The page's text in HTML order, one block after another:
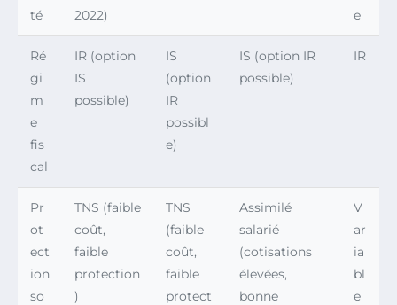
té
2022)
e
Ré
gi
m
e
fis
cal
IR (option
IS
possible)
IS
(option
IR
possibl
e)
IS (option IR
possible)
IR
Pr
ot
ect
ion
so
TNS (faible
coût,
faible
protection
)
TNS
(faible
coût,
faible
protect
Assimilé
salarié
(cotisations
élevées,
bonne
V
ar
ia
bl
e